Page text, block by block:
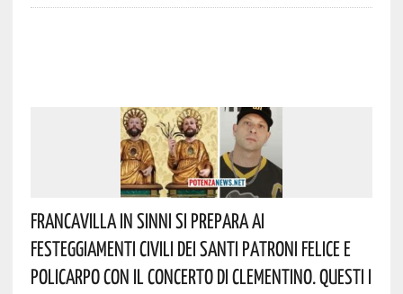
Francavilla In Sinni Si Prepara Ai
Festeggiamenti Civili Dei Santi Patroni Felice E
Policarpo Con Il Concerto Di Clementino. Questi I